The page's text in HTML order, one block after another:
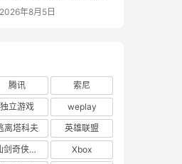
2026年8月5日
腾讯
索尼
独立游戏
weplay
离塔科夫
英雄联盟
仙剑奇侠传四
Xbox